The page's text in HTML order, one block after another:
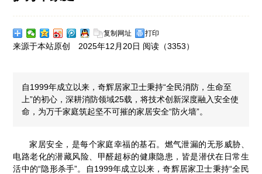
复制网址 打印
来源于本站原创 2025年12月20日 阅读（3353）
自1999年成立以来，奇辉居家卫士秉持“全民消防，生命至
上”的初心，深耕消防领域25载，将技术创新深度融入安全使
命，为万千家庭筑起坚不可摧的家居安全“防火墙”。
家居安全，是每个家庭幸福的基石。燃气泄漏的无形威胁、
电路老化的潜藏风险、甲醛超标的健康隐患，皆是潜伏在日常生
活中的“隐形杀手”。自1999年成立以来，奇辉居家卫士秉持“全民